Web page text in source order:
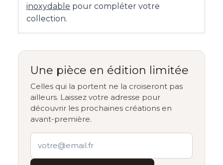
inoxydable pour compléter votre
collection.
Une pièce en édition limitée
Celles qui la portent ne la croiseront pas
ailleurs. Laissez votre adresse pour
découvrir les prochaines créations en
avant-première.